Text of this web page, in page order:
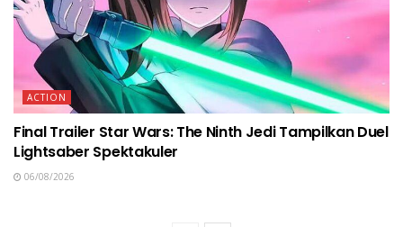
ACTION
Final Trailer Star Wars: The Ninth Jedi Tampilkan Duel
Lightsaber Spektakuler
06/08/2026